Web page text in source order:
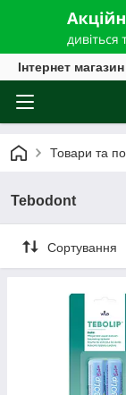
Інтернет
Товари та
Tebodont
Сортування